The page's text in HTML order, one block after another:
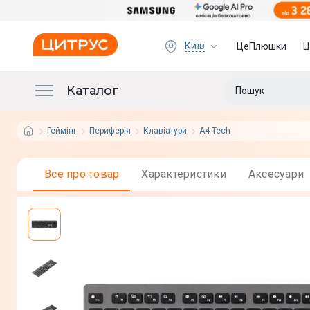
Київ ЦеПлюшки
Каталог
Геймінг Периферія Клавіатури A4-Tech
Все про товар Характеристики Аксесуари